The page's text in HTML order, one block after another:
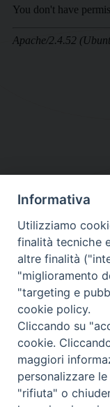
DIOCESI
Contatti:
E-
Orari: dal
Lunedì,
Informativa
Utilizziamo
finalità tecniche
altre finalità
"miglioramento
"targeting e
cookie policy.
Cliccando su
cookie.
maggiori
personalizzare
"rifiuta" o